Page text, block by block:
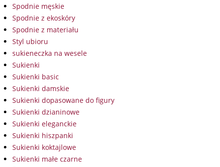
Spodnie męskie
Spodnie z ekoskóry
Spodnie z materiału
Styl ubioru
sukieneczka na wesele
Sukienki
Sukienki basic
Sukienki damskie
Sukienki dopasowane do figury
Sukienki dzianinowe
Sukienki eleganckie
Sukienki hiszpanki
Sukienki koktajlowe
Sukienki małe czarne